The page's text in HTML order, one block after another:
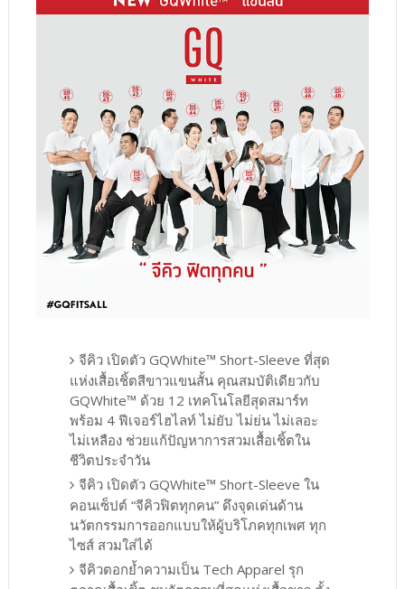
จีคิว เปิดตัว GQWhite™ Short-Sleeve ที่สุด
แห่งเสื้อเชิ้ตสีขาวแขนสั้น คุณสมบัติเดียวกับ
GQWhite™ ด้วย 12 เทคโนโลยีสุดสมาร์ท
พร้อม 4 ฟีเจอร์ไฮไลท์ ไม่ยับ ไม่ย่น ไม่เลอะ
ไม่เหลือง ช่วยแก้ปัญหาการสวมเสื้อเชิ้ตใน
ชีวิตประจำวัน
จีคิว เปิดตัว GQWhite™ Short-Sleeve ใน
คอนเซ็ปต์ “จีคิวฟิตทุกคน” ดึงจุดเด่นด้าน
นวัตกรรมการออกแบบให้ผู้บริโภคทุกเพศ ทุก
ไซส์ สวมใส่ได้
จีคิวตอกย้ำความเป็น Tech Apparel รุก